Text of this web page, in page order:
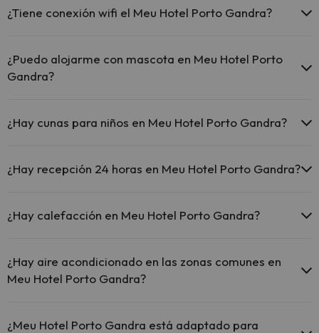
de aparcamiento (bajo disponibilidad):
¿Tiene conexión wifi el Meu Hotel Porto Gandra?
¿Puedo alojarme con mascota en Meu Hotel Porto
Gandra?
¿Hay cunas para niños en Meu Hotel Porto Gandra?
(solicítalo antes de iniciar tu viaje).
¿Hay recepción 24 horas en Meu Hotel Porto Gandra?
¿Hay calefacción en Meu Hotel Porto Gandra?
comunes.
¿Hay aire acondicionado en las zonas comunes en
Meu Hotel Porto Gandra?
comunes.
¿Meu Hotel Porto Gandra está adaptado para